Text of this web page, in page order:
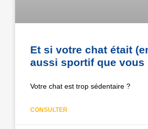
Et si votre chat était
aussi sportif que vous
Votre chat est trop sédentaire ?
CONSULTER